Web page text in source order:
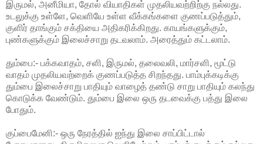
இருமல், அனீமியா, தோல் வியாதிகள் முதலியவற்றிற்கு நல்லது.
உடலுக்கு உள்ளே, வெளியே உள்ள வீக்கங்களை குணப்படுத்தும்,
குளிர் தாங்கும் சக்தியை அதிகரிக்கிறது. காயங்களுக்கும்,
புண்களுக்கும் இலைச்சாறு தடவலாம். அரைத்தும் கட்டலாம்.
தும்பை:- பக்கவாதம், சளி, இருமல், தலைவலி, மார்சளி, மூட்டு
வாதம் முதலியவற்றைக் குணப்படுத்த சிறந்தது. பாம்புக்கடிக்கு
தும்பை இலைச்சாறு பாதியும் வாழைத் தண்டு சாறு பாதியும் கலந்து
கொடுக்க வேண்டும். தும்பை இலை ஒரு தடவைக்கு பத்து இலை
போதும்.
குப்பைமேனி:- ஒரு நேரத்தில் ஐந்து இலை சாப்பிட்டால்